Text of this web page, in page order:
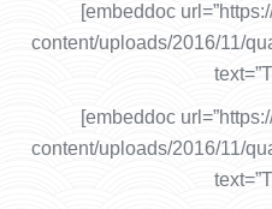
[embeddoc
content/uploads/2016/11/
[embeddoc
content/uploads/2016/11/